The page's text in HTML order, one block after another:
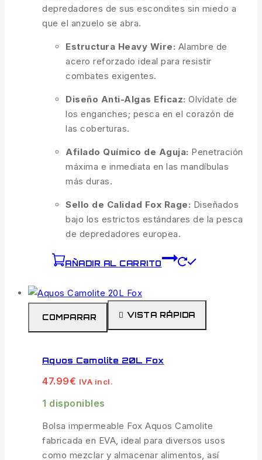
depredadores de sus escondites sin miedo a
que el anzuelo se abra.
Estructura Heavy Wire: Alambre de
acero reforzado ideal para resistir
combates exigentes.
Diseño Anti-Algas Eficaz: Olvídate de
los enganches; pesca en el corazón de
las coberturas.
Afilado Químico de Aguja: Penetración
máxima e inmediata en las mandíbulas
más duras.
Sello de Calidad Fox Rage: Diseñados
bajo los estrictos estándares de la pesca
de depredadores europea.
AÑADIR AL CARRITO
COMPARAR VISTA RÁPIDA
Aquos Camolite 20L Fox
47.99€ IVA incl.
1 disponibles
Bolsa impermeable Fox Aquos Camolite
fabricada en EVA, ideal para diversos usos
como mezclar y almacenar alimentos, así